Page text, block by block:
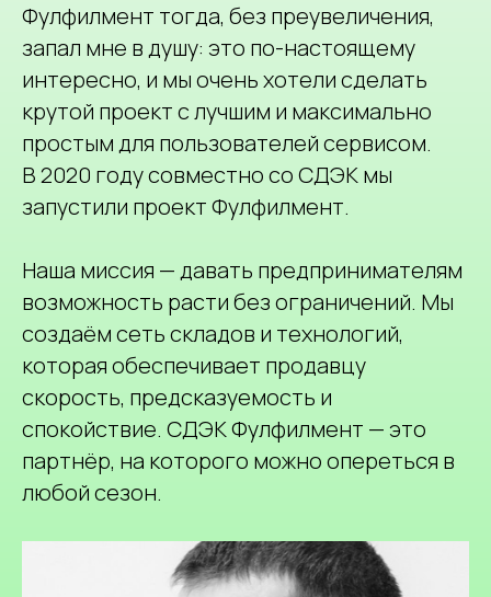
Фулфилмент тогда, без преувеличения,
запал мне в душу: это по-настоящему
интересно, и мы очень хотели сделать
крутой проект с лучшим и максимально
простым для пользователей сервисом.
В 2020 году совместно со СДЭК мы
запустили проект Фулфилмент.
Наша миссия — давать предпринимателям
возможность расти без ограничений. Мы
создаём сеть складов и технологий,
которая обеспечивает продавцу
скорость, предсказуемость и
спокойствие. СДЭК Фулфилмент — это
партнёр, на которого можно опереться в
любой сезон.